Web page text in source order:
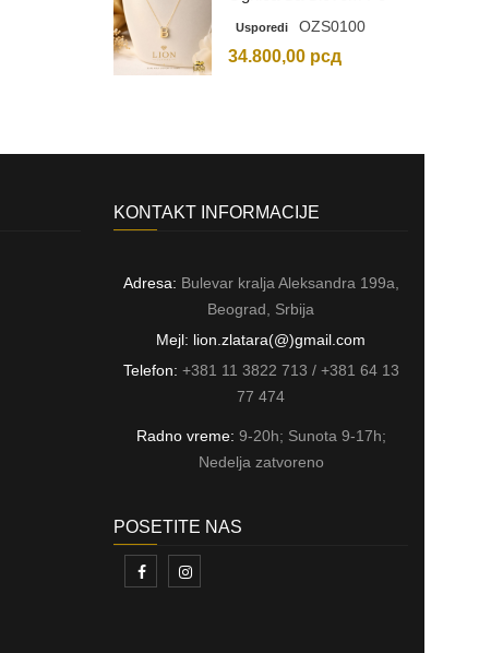
Vašem Izboru
Usporedi OZS0100
34.800,00 рсд
KONTAKT INFORMACIJE
Adresa: Bulevar kralja Aleksandra 199a,
Beograd, Srbija
Mejl: lion.zlatara(@)gmail.com
Telefon: +381 11 3822 713 / +381 64 13
77 474
Radno vreme: 9-20h; Sunota 9-17h;
Nedelja zatvoreno
POSETITE NAS